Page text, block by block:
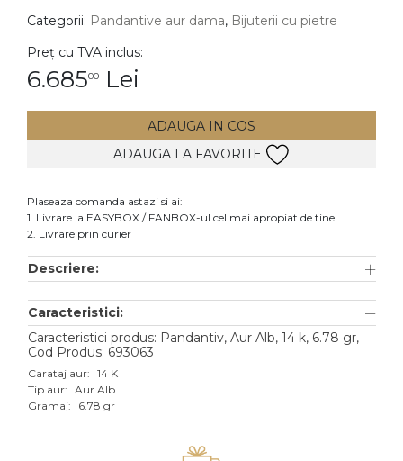
Inele
Cercei
Bratari
Lanturi
Pandantive
Accesorii
Aur galben
Aur alb
Aur roz
Categorii: Pandantive aur dama, Bijuterii cu pietre
Preț cu TVA inclus:
6.68500 Lei
ADAUGA IN COS
ADAUGA LA FAVORITE
Plaseaza comanda astazi si ai:
1. Livrare la EASYBOX / FANBOX-ul cel mai apropiat de tine
2. Livrare prin curier
Descriere:
Caracteristici:
Caracteristici produs: Pandantiv, Aur Alb, 14 k, 6.78 gr,
Cod Produs: 693063
Carataj aur: 14 K
Tip aur: Aur Alb
Gramaj:
6.78 gr